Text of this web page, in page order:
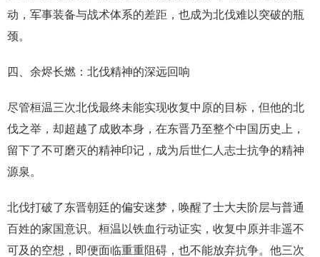
动，军事装备与战术体系的差距，也成为北伐难以突破的瓶
颈。
四、余烬长燃：北伐精神的深远回响
尽管桓温三次北伐最终未能实现收复中原的目标，但他的北
伐之举，却超越了成败本身，在东晋乃至整个中国历史上，
留下了不可磨灭的精神印记，成为后世仁人志士抗争的精神
源泉。
北伐打破了东晋朝廷的偏安迷梦，唤醒了士大夫阶层与普通
百姓的家国意识。桓温以铁血行动证实，收复中原并非遥不
可及的空想，即便面临重重阻碍，也不能放弃抗争。他三次